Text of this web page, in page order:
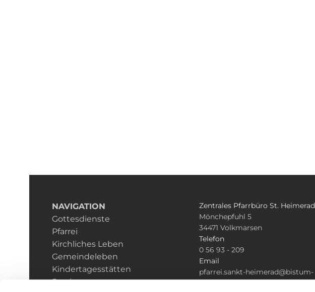
NAVIGATION
Gottesdienste
Pfarrei
Kirchliches Leben
Gemeindeleben
Kindertagesstätten
Service
Zentrales Pfarrbüro St. Heimerad
Mönchepfuhl 5
34471 Volkmarsen
Telefon
0 56 93 - 209
Email
pfarrei.sankt-heimerad@bistum-
fulda.de